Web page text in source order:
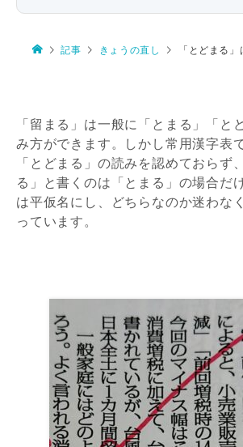
記事 きょうの直し 「とどまる
「留まる」は一般に「とまる」「と
み方ができます。しかし常用漢字表
「とどまる」の読みを認めておらず
る」と書くのは「とまる」の場合だ
は平仮名にし、どちらなのか迷わな
っています。